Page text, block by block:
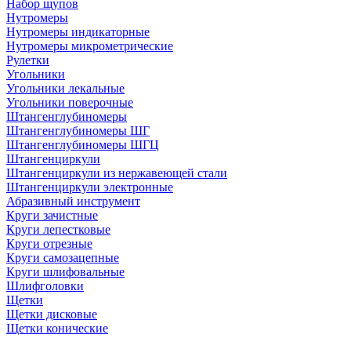
Набор щупов
Нутромеры
Нутромеры индикаторные
Нутромеры микрометрические
Рулетки
Угольники
Угольники лекальные
Угольники поверочные
Штангенглубиномеры
Штангенглубиномеры ШГ
Штангенглубиномеры ШГЦ
Штангенциркули
Штангенциркули из нержавеющей стали
Штангенциркули электронные
Абразивный инструмент
Круги зачистные
Круги лепестковые
Круги отрезные
Круги самозацепные
Круги шлифовальные
Шлифголовки
Щетки
Щетки дисковые
Щетки конические